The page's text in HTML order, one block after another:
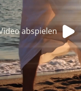
abspielen